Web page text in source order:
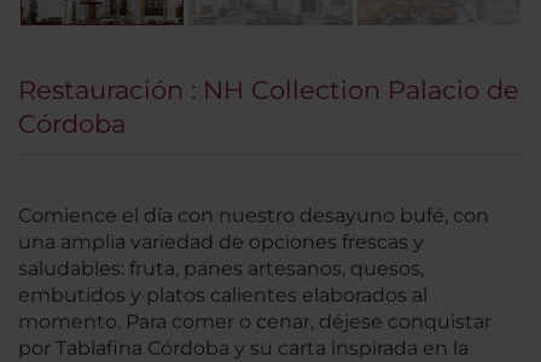
Restauración : NH Collection Palacio de
Córdoba
Comience el día con nuestro desayuno bufé, con
una amplia variedad de opciones frescas y
saludables: fruta, panes artesanos, quesos,
embutidos y platos calientes elaborados al
momento. Para comer o cenar, déjese conquistar
por Tablafina Córdoba y su carta inspirada en la